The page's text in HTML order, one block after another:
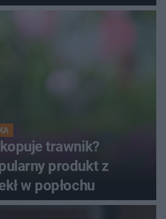
trawnik?
produkt z
w popłochu